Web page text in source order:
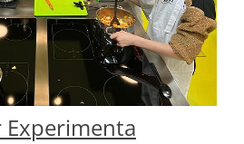
Experimenta